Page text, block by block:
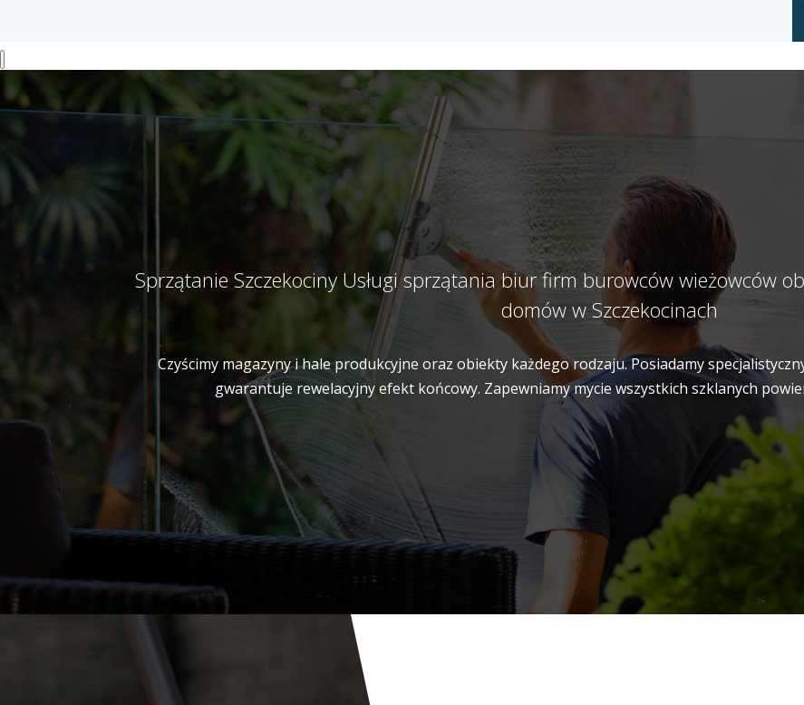
Sprzątanie Szczekociny Usługi sprzątania biur firm burowców wieżowców
domów w Szczekocinach
Czyścimy magazyny i hale produkcyjne oraz obiekty każdego rodzaju. Posiadamy
gwarantuje rewelacyjny efekt końcowy. Zapewniamy mycie wszystkich szklanych